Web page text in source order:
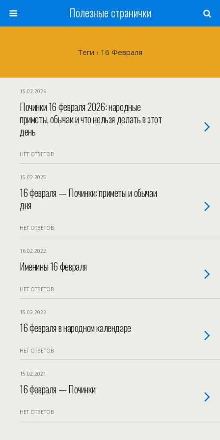
Полезные странички
Теги › 16 Февраля
15.02.2026
Починки 16 февраля 2026: народные
приметы, обычаи и что нельзя делать в этот
день
НЕТ ОТВЕТОВ
15.02.2025
16 февраля — Починки: приметы и обычаи
дня
НЕТ ОТВЕТОВ
16.02.2022
Именины 16 февраля
НЕТ ОТВЕТОВ
15.02.2022
16 февраля в народном календаре
НЕТ ОТВЕТОВ
15.02.2021
16 февраля — Починки
НЕТ ОТВЕТОВ